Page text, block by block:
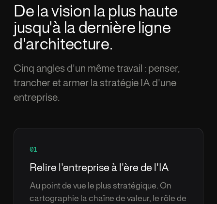
De la vision la plus haute
jusqu'à la dernière ligne
d'architecture.
Cinq angles d'un même travail : penser,
trancher et armer la stratégie IA d'une
entreprise.
01
Relire l'entrepriseà l'ère de l'IA
Au point de vue le plus stratégique. On
cartographie la chaîne de valeur, le rôle de